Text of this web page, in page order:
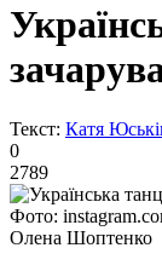
Текст: Катя
0
2789
Фото:
Олена Шоптенко